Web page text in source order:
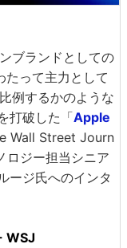
ブランドとしての
って主力として
例するかのような
打破した「Apple
Wall Street Journ
ロジー担当シニア
ージ氏へのインタ
WSJ